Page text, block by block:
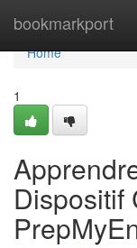
bookmarkport
Home
Home
1
Dispositif